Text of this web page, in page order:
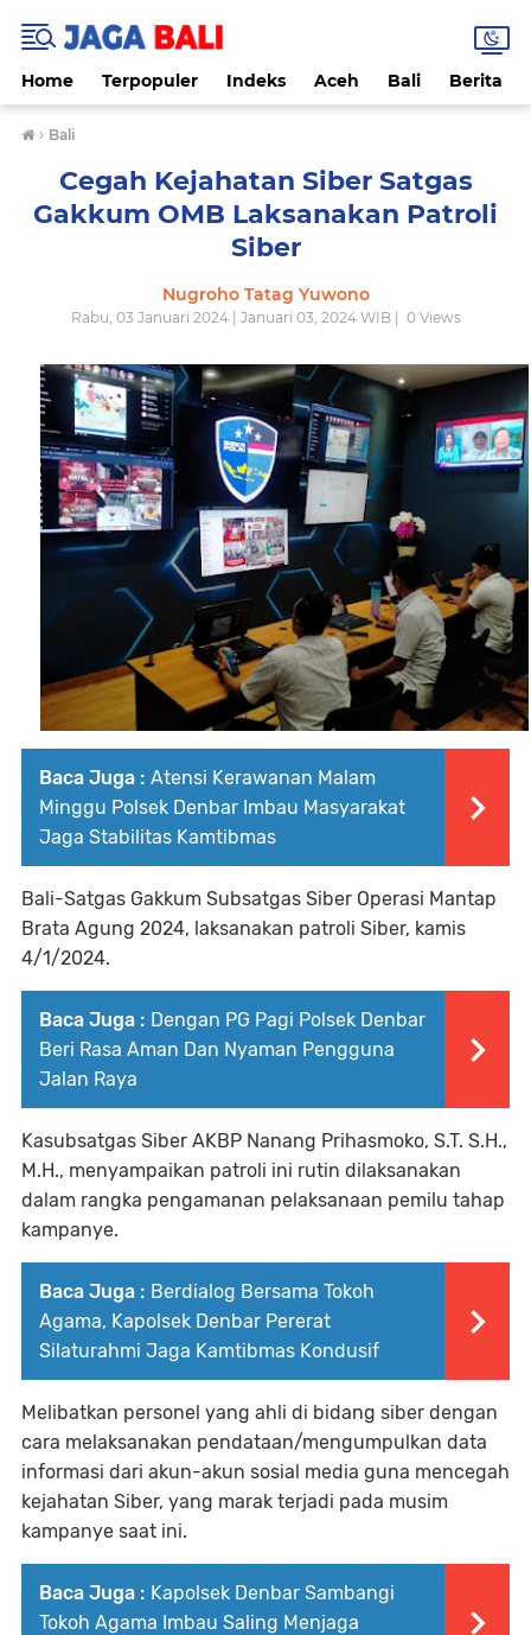
Home Terpopuler Indeks Aceh Bali Berita
› Bali
Cegah Kejahatan Siber Satgas
Gakkum OMB Laksanakan Patroli
Siber
Nugroho Tatag Yuwono
Rabu, 03 Januari 2024 | Januari 03, 2024 WIB | 0Views
Baca Juga : Atensi Kerawanan Malam
Minggu Polsek Denbar Imbau Masyarakat
Jaga Stabilitas Kamtibmas
Bali-Satgas Gakkum Subsatgas Siber Operasi Mantap
Brata Agung 2024, laksanakan patroli Siber, kamis
4/1/2024.
Baca Juga : Dengan PG Pagi Polsek Denbar
Beri Rasa Aman Dan Nyaman Pengguna
Jalan Raya
Kasubsatgas Siber AKBP Nanang Prihasmoko, S.T. S.H.,
M.H., menyampaikan patroli ini rutin dilaksanakan
dalam rangka pengamanan pelaksanaan pemilu tahap
kampanye.
Baca Juga : Berdialog Bersama Tokoh
Agama, Kapolsek Denbar Pererat
Silaturahmi Jaga Kamtibmas Kondusif
Melibatkan personel yang ahli di bidang siber dengan
cara melaksanakan pendataan/mengumpulkan data
informasi dari akun-akun sosial media guna mencegah
kejahatan Siber, yang marak terjadi pada musim
kampanye saat ini.
Baca Juga : Kapolsek Denbar Sambangi
Tokoh Agama Imbau Saling Menjaga